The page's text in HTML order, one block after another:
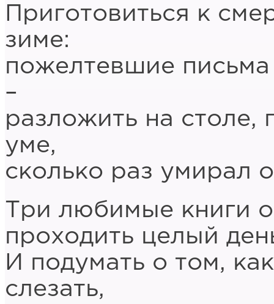
Приготовиться к
зиме:
пожелтевшие
–
разложить на столе,
уме,
сколько раз умирал
Три любимые книги
проходить целый
И подумать о том,
слезать,